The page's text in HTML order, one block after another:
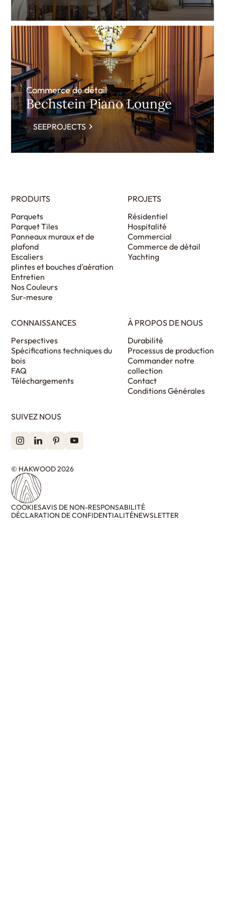
Commerce de détail
Bechstein Piano Lounge
SEEPROJECTS
PRODUITS
Parquets
Parquet Tiles
Panneaux muraux et de
plafond
Escaliers
plintes et bouches d'aération
Entretien
Nos Couleurs
Sur-mesure
PROJETS
Résidentiel
Hospitalité
Commercial
Commerce de détail
Yachting
CONNAISSANCES
Perspectives
Spécifications techniques du
bois
FAQ
Téléchargements
À PROPOS DE NOUS
Durabilité
Processus de production
Commander notre
collection
Contact
Conditions Générales
SUIVEZ NOUS
© HAKWOOD 2026
COOKIESAVIS DE NON-RESPONSABILITÉ
DÉCLARATION DE CONFIDENTIALITÉNEWSLETTER